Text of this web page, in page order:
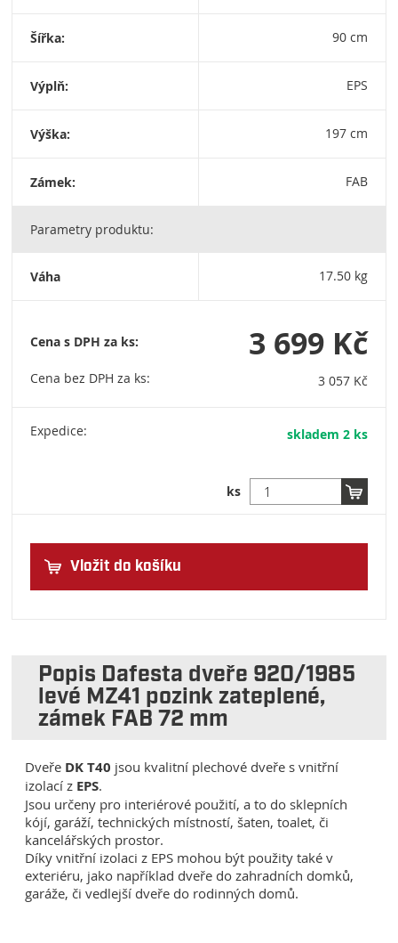
Šířka: 90 cm
Výplň: EPS
Výška: 197 cm
Zámek: FAB
Parametry produktu:
Váha 17.50 kg
Cena s DPH za ks:
Cena bez DPH za ks:
3 699 Kč
3 057 Kč
Expedice: skladem 2 ks
ks
Vložit do košíku
Popis Dafesta dveře 920/1985
levé MZ41 pozink zateplené,
zámek FAB 72 mm
Dveře DK T40 jsou kvalitní plechové dveře s vnitřní
izolací z EPS.
Jsou určeny pro interiérové použití, a to do sklepních
kójí, garáží, technických místností, šaten, toalet, či
kancelářských prostor.
Díky vnitřní izolaci z EPS mohou být použity také v
exteriéru, jako například dveře do zahradních domků,
garáže, či vedlejší dveře do rodinných domů.